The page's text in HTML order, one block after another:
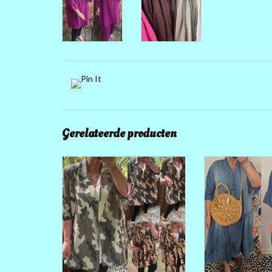
Gerelateerde producten
SUPER GAAF JASJE 3/4 MOUW
HELEMAAL HIP
IN 3 KLEUREN
84 CM LANG
KIES UW KLEUR
HEERLIJKE
IBIZA
IN LICHT OF
OOK LEUK
ERONDER